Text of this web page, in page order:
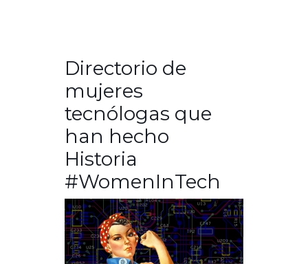
Directorio de
mujeres
tecnólogas que
han hecho
Historia
#WomenInTech